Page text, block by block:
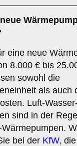
eine neue
8.000 € bis
sowohl die
als auch
Luft-
sind in der
bei der KfW, die